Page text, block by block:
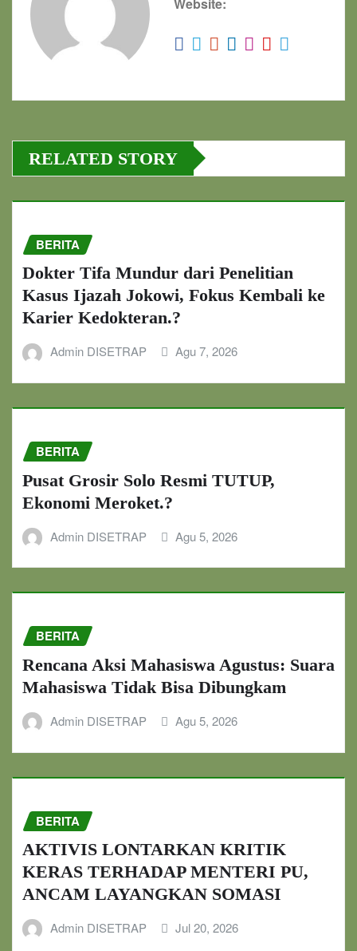
RELATED STORY
BERITA
Dokter Tifa Mundur dari Penelitian
Kasus Ijazah Jokowi, Fokus Kembali ke
Karier Kedokteran.?
Admin DISETRAP Agu 7, 2026
BERITA
Pusat Grosir Solo Resmi TUTUP,
Ekonomi Meroket.?
Admin DISETRAP Agu 5, 2026
BERITA
Rencana Aksi Mahasiswa Agustus: Suara
Mahasiswa Tidak Bisa Dibungkam
Admin DISETRAP Agu 5, 2026
BERITA
AKTIVIS LONTARKAN KRITIK
KERAS TERHADAP MENTERI PU,
ANCAM LAYANGKAN SOMASI
Admin DISETRAP Jul 20, 2026